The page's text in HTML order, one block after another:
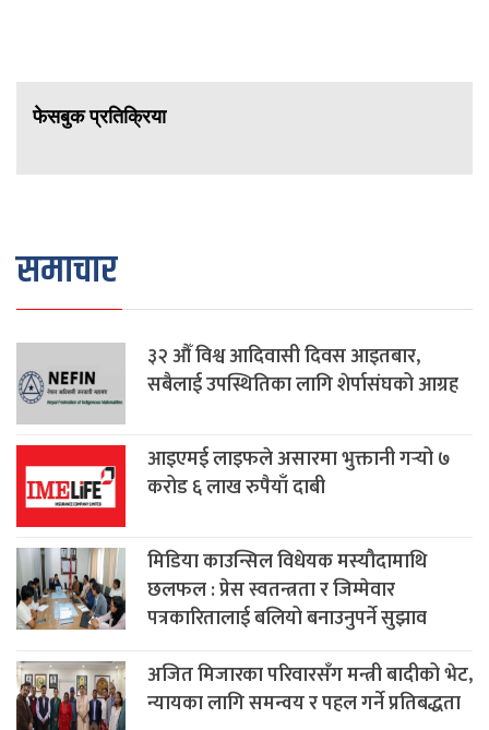
फेसबुक प्रतिक्रिया
समाचार
३२ औँ विश्व आदिवासी दिवस आइतबार,
सबैलाई उपस्थितिका लागि शेर्पासंघको आग्रह
आइएमई लाइफले असारमा भुक्तानी गर्‍यो ७
करोड ६ लाख रुपैयाँ दाबी
मिडिया काउन्सिल विधेयक मस्यौदामाथि
छलफल : प्रेस स्वतन्त्रता र जिम्मेवार
पत्रकारितालाई बलियो बनाउनुपर्ने सुझाव
अजित मिजारका परिवारसँग मन्त्री बादीको भेट,
न्यायका लागि समन्वय र पहल गर्ने प्रतिबद्धता